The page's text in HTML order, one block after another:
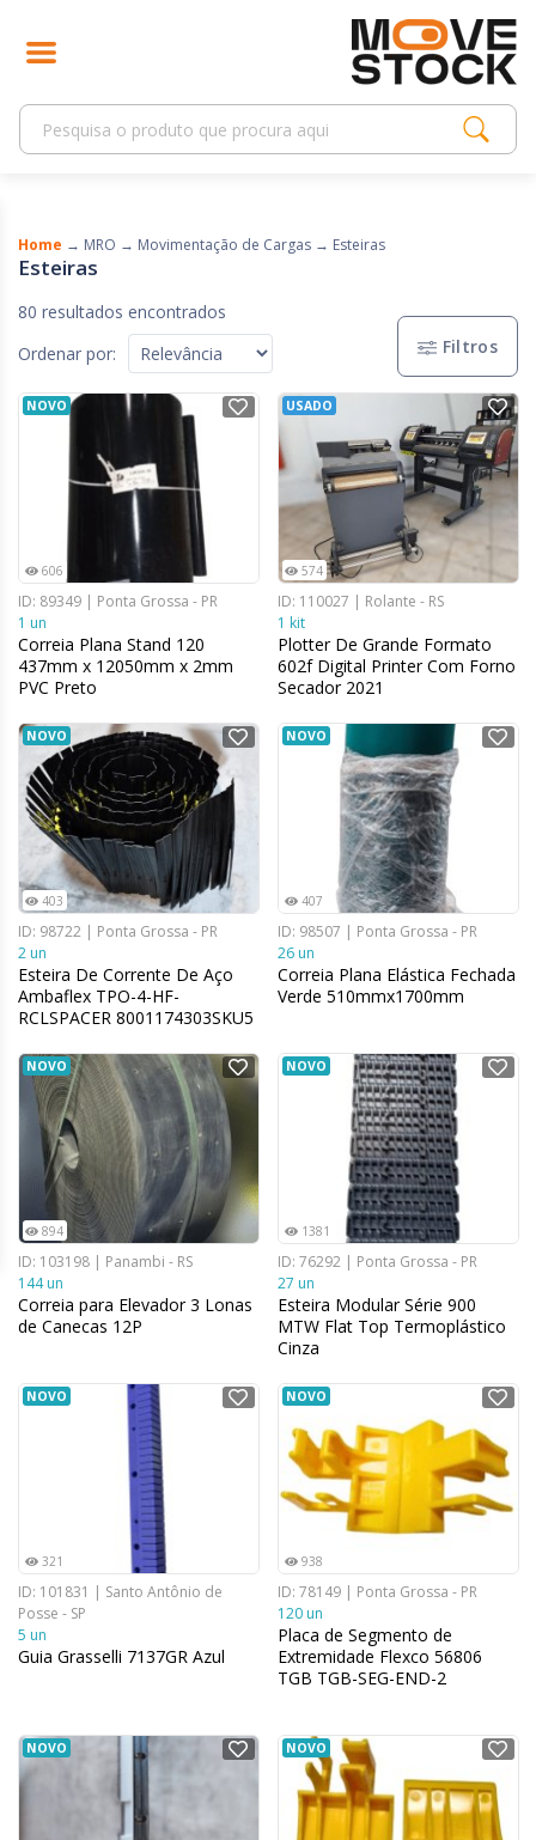
Home → MRO → Movimentação de Cargas → Esteiras
Esteiras
80 resultados encontrados
Ordenar por:
Filtros
NOVO
606
ID: 89349 | Ponta Grossa - PR
1 un
Correia Plana Stand 120
437mm x 12050mm x 2mm
PVC Preto
USADO
574
ID: 110027 | Rolante - RS
1 kit
Plotter De Grande Formato
602f Digital Printer Com Forno
Secador 2021
NOVO
403
ID: 98722 | Ponta Grossa - PR
2 un
Esteira De Corrente De Aço
Ambaflex TPO-4-HF-
RCLSPACER 8001174303SKU5
NOVO
407
ID: 98507 | Ponta Grossa - PR
26 un
Correia Plana Elástica Fechada
Verde 510mmx1700mm
NOVO
894
ID: 103198 | Panambi - RS
144 un
Correia para Elevador 3 Lonas
de Canecas 12P
NOVO
1381
ID: 76292 | Ponta Grossa - PR
27 un
Esteira Modular Série 900
MTW Flat Top Termoplástico
Cinza
NOVO
321
ID: 101831 | Santo Antônio de
Posse - SP
5 un
Guia Grasselli 7137GR Azul
NOVO
938
ID: 78149 | Ponta Grossa - PR
120 un
Placa de Segmento de
Extremidade Flexco 56806
TGB TGB-SEG-END-2
NOVO NOVO